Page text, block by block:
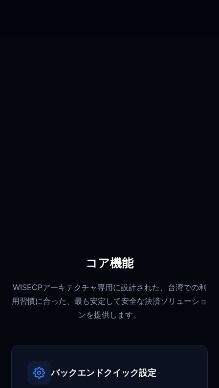
コア機能
WISECPアーキテクチャ専用に設計された、台湾での利
用習慣に合った、最も安定して安全な決済ソリューショ
ンを提供します。
バックエンドクイック設定